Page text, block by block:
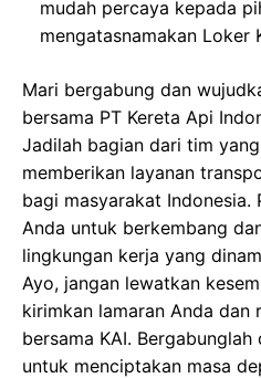
mudah percaya kepada
mengatasnamakan Loker
Mari bergabung dan
bersama PT Kereta Api
Jadilah bagian dari tim
memberikan layanan
bagi masyarakat Indonesia.
Anda untuk berkembang
lingkungan kerja yang
Ayo, jangan lewatkan
kirimkan lamaran Anda dan
bersama KAI.
untuk menciptakan masa